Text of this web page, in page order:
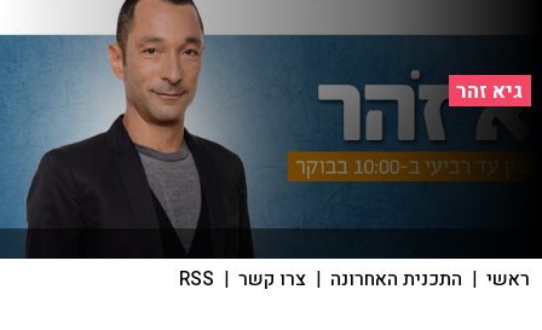
גיא זהר
ראשי | התכנית האחרונה | צרו קשר |
RSS